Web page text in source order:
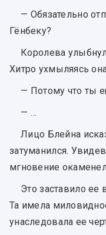
— Обязательно
Гёнбеку?
Королева
Хитро ухмыляясь
— Потому что ты
— …
Лицо Блейна
затуманился.
мгновение
Это заставило ее
Та имела
унаследовала ее